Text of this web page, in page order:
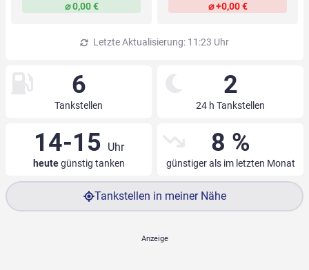
⌀ 0,00 € ⌀ +0,00 €
Letzte Aktualisierung: 11:23 Uhr
6
Tankstellen
2
24 h Tankstellen
14-15 Uhr
heutegünstig tanken
8 %
günstiger als im letzten Monat
Tankstellen in meiner Nähe